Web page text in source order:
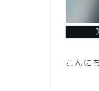
こんに